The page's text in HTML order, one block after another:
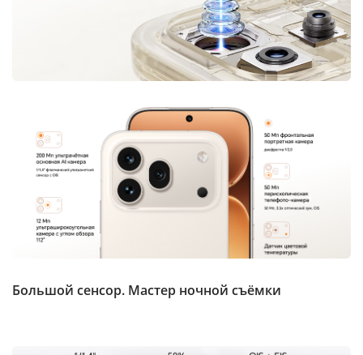
Большой сенсор. Мастер ночной съёмки